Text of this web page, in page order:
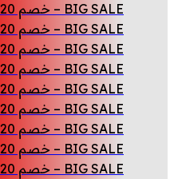
BIG SALE – خصم 20% لفترة محدودة ⚡